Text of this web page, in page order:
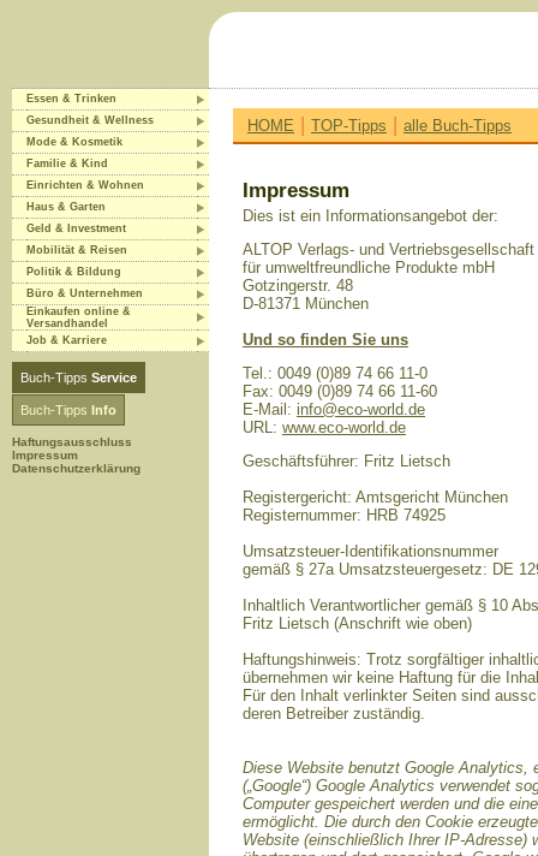
Essen & Trinken
Gesundheit & Wellness
Mode & Kosmetik
Familie & Kind
Einrichten & Wohnen
Haus & Garten
Geld & Investment
Mobilität & Reisen
Politik & Bildung
Büro & Unternehmen
Einkaufen online &
Versandhandel
Job & Karriere
Buch-Tipps Service
Buch-Tipps Info
Haftungsausschluss
Impressum
Datenschutzerklärung
HOME | TOP-Tipps | alle Buch-Tipps
Impressum
Dies ist ein Informationsangebot der:
ALTOP Verlags- und Vertriebsgesellschaft
für umweltfreundliche Produkte mbH
Gotzingerstr. 48
D-81371 München
Und so finden Sie uns
Tel.: 0049 (0)89 74 66 11-0
Fax: 0049 (0)89 74 66 11-60
E-Mail: info@eco-world.de
URL: www.eco-world.de
Geschäftsführer: Fritz Lietsch
Registergericht: Amtsgericht München
Registernummer: HRB 74925
Umsatzsteuer-Identifikationsnummer
gemäß § 27a Umsatzsteuergesetz: DE
Inhaltlich Verantwortlicher gemäß § 10
Fritz Lietsch (Anschrift wie oben)
Haftungshinweis: Trotz sorgfältiger
übernehmen wir keine Haftung für die
Für den Inhalt verlinkter Seiten sind
deren Betreiber zuständig.
Diese Website benutzt Google Analytics,
(„Google“) Google Analytics verwendet
Computer gespeichert werden und die
ermöglicht. Die durch den Cookie
Website (einschließlich Ihrer IP-Adresse)